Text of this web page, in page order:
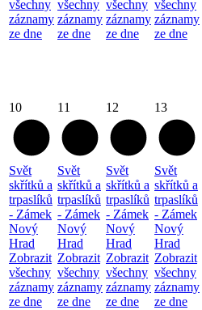
všechny
záznamy
ze dne
všechny
záznamy
ze dne
všechny
záznamy
ze dne
všechny
záznamy
ze dne
10
Svět
skřítků a
trpaslíků
- Zámek
Nový
Hrad
Zobrazit
všechny
záznamy
ze dne
11
Svět
skřítků a
trpaslíků
- Zámek
Nový
Hrad
Zobrazit
všechny
záznamy
ze dne
12
Svět
skřítků a
trpaslíků
- Zámek
Nový
Hrad
Zobrazit
všechny
záznamy
ze dne
13
Svět
skřítků a
trpaslíků
- Zámek
Nový
Hrad
Zobrazit
všechny
záznamy
ze dne